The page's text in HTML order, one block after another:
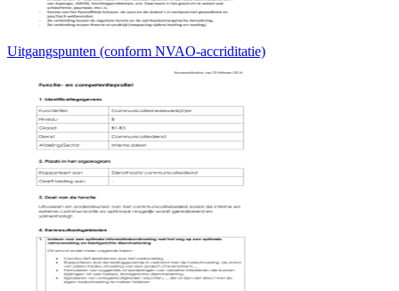
Uitgangspunten (conform NVAO-accriditatie)